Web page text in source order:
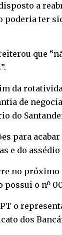
a
poderia
que
da
de
do
para
e do
no
o nº
o
dos